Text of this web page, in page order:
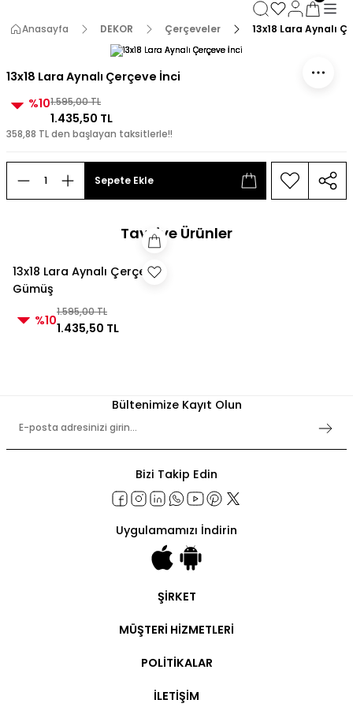
3000 TL ve Üzeri Alışverişlerde Kargo Bedava! 2
3000 TL ve Üzeri Alışverişlerde Kargo Bedava!
3000 TL ve Üzeri Alışverişlerde Kargo Bedava!
Anasayfa DEKOR Çerçeveler 13x18 Lara Aynalı
13x18 Lara Aynalı Çerçeve İnci
%101.595,00 TL
1.435,50 TL
358,88 TL den başlayan taksitlerle!!
Sepete Ekle
Tavsiye Ürünler
13x18 Lara Aynalı Çerçeve
Gümüş
%10
1.595,00 TL
1.435,50 TL
Bültenimize Kayıt Olun
Bizi Takip Edin
Uygulamamızı İndirin
ŞİRKET
Hakkımızda
MÜŞTERİ HİZMETLERİ
Ticari Hesap
Sipariş Takip
Kargo Takip
POLİTİKALAR
Gizlilik Politikaları
İLETİŞİM